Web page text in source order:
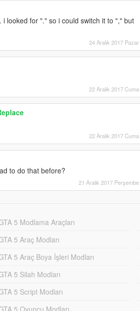
looked for "." so i could switch it to "," but
24 Aralık 2017 Pazar
22 Aralık 2017 Cuma
22 Aralık 2017 Cuma
to do that before?
21 Aralık 2017 Perşembe
5 Modlama Araçları
5 Araç Modları
5 Araç Boya İşleri Modları
5 Silah Modları
5 Script Modları
5 Oyuncu Modları